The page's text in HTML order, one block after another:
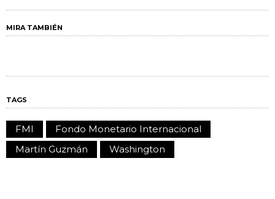
MIRA TAMBIÉN
TAGS
FMI
Fondo Monetario Internacional
Martín Guzmán
Washington